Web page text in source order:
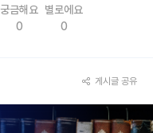
궁금해요
0
별로에요
0
게시글 공유